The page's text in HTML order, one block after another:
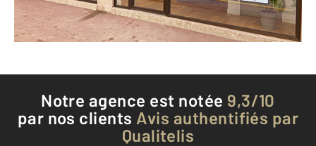
Téléphoner à l'agence
Notre agence est notée 9,3/10
par nos clients Avis authentifiés par
Qualitelis